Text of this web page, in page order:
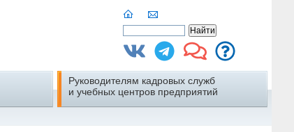
Руководителям кадровых служб
и учебных центров предприятий